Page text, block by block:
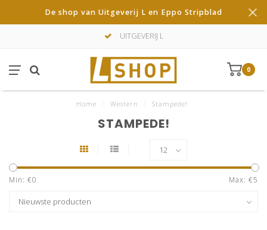
De shop van Uitgeverij L en Eppo Stripblad
UITGEVERIJ L
0
Home Western Stampede!
STAMPEDE!
Min: €0 Max: €5